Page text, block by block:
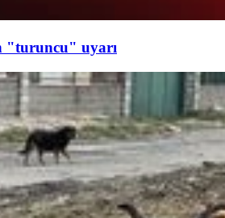
"turuncu" uyarı